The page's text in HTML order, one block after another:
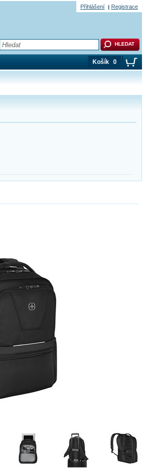
Košík 0
Přihlášení Registrace